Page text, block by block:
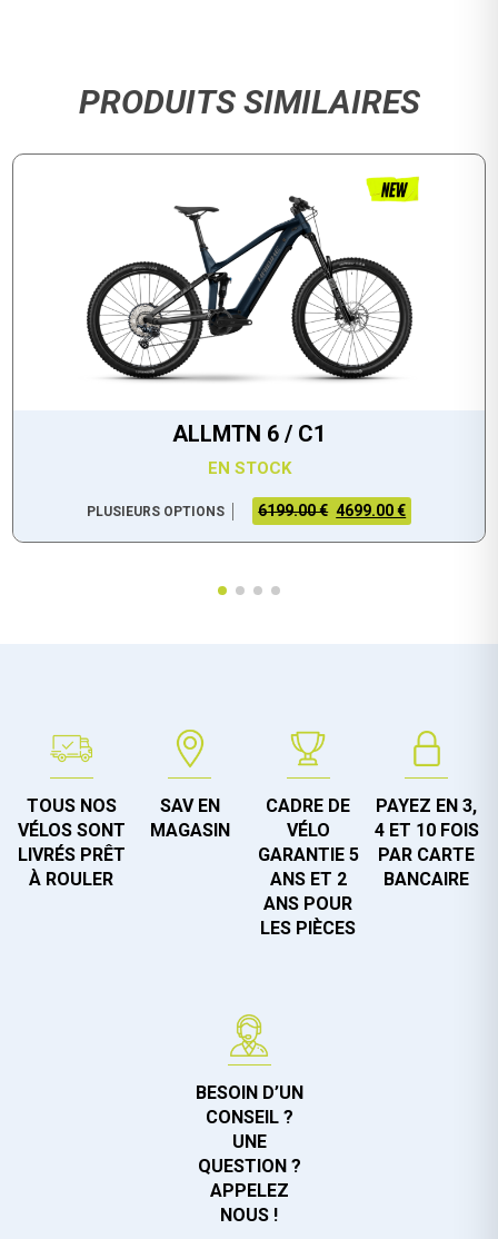
PRODUITS SIMILAIRES
ALLMTN 6 / C1
EN STOCK
PLUSIEURS OPTIONS 6199.00 € 4699.00 €
TOUS NOS
VÉLOS SONT
LIVRÉS PRÊT
À ROULER
SAV EN
MAGASIN
CADRE DE
VÉLO
GARANTIE 5
ANS ET 2
ANS POUR
LES PIÈCES
PAYEZ EN 3,
4 ET 10 FOIS
PAR CARTE
BANCAIRE
BESOIN D’UN
CONSEIL ?
UNE
QUESTION ?
APPELEZ
NOUS !